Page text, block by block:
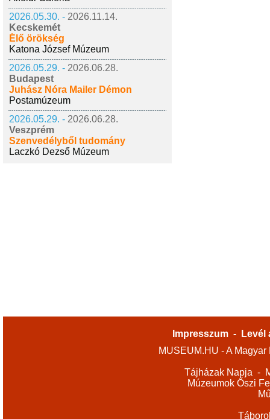
2026.05.30. - 2026.11.14.
Kecskemét
Élő örökség
Katona József Múzeum
2026.05.29. - 2026.06.28.
Budapest
Juhász Nóra Mailer Démon
Postamúzeum
2026.05.29. - 2026.06.28.
Veszprém
Szenvedélyből tudomány
Laczkó Dezső Múzeum
Impresszum -
Levél
MUSEUM.HU - A
Tájházak Napja -
Múzeumok Őszi